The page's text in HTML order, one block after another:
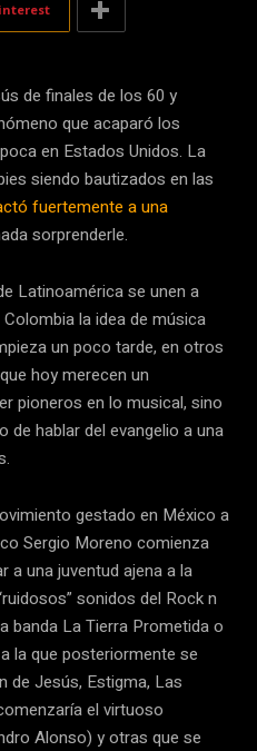
de finales de los 60 y
que acaparó los
en Estados Unidos. La
siendo bautizados en las
fuertemente a una
sorprenderle.
Latinoamérica se unen a
la idea de música
un poco tarde, en otros
hoy merecen un
pioneros en lo musical, sino
hablar del evangelio a una
gestado en México a
Sergio Moreno comienza
a una juventud ajena a la
sonidos del Rock n
banda La Tierra Prometida o
la que posteriormente se
de Jesús, Estigma, Las
el virtuoso
Alonso) y otras que se